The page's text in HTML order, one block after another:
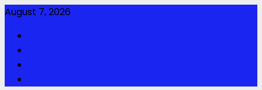
Skip
content
August 7, 2026